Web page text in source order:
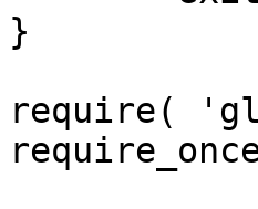
}
require(